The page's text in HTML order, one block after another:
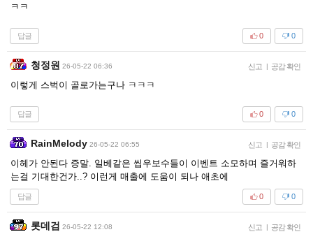
ㅋㅋ
답글 0
0
청정원 26-05-22 06:36 신고 | 공감 확인
이렇게 스벅이 골로가는구나 ㅋㅋㅋ
답글 0
0
RainMelody 26-05-22 06:55 신고 | 공감 확인
이헤가 안된다 증말. 일베같은 씹우보수들이 이벤트 소모하며 즐거워하
는걸 기대한건가..? 이런게 매출에 도움이 되나 애초에
답글 0
0
롯데검 26-05-22 12:08 신고 | 공감 확인